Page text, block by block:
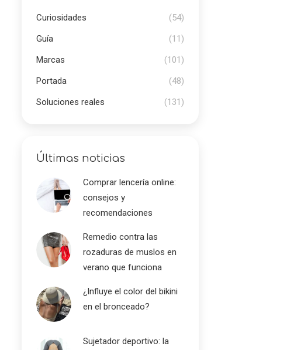
Curiosidades
(54)
Guía
(11)
Marcas
(101)
Portada
(48)
Soluciones reales
(131)
Últimas noticias
Comprar lencería online:
consejos y
recomendaciones
Remedio contra las
rozaduras de muslos en
verano que funciona
¿Influye el color del bikini
en el bronceado?
Sujetador deportivo: la